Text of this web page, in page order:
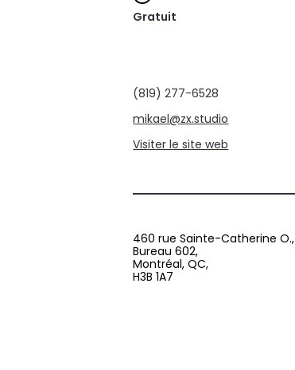
Gratuit
(819) 277-6528
mikael@zx.studio
Visiter le site web
460 rue Sainte-Catherine O.,
Bureau 602,
Montréal, QC,
H3B 1A7